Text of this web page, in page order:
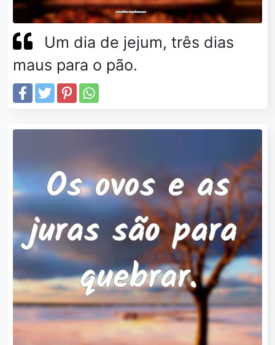
Um dia de jejum, três dias
maus para o pão.